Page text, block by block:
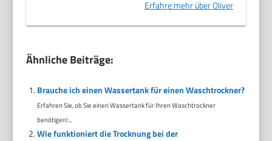
Erfahre mehr über Oliver
Ähnliche Beiträge:
Brauche ich einen Wassertank für einen Waschtrockner?
Erfahren Sie, ob Sie einen Wassertank für Ihren Waschtrockner
benötigen!...
Wie funktioniert die Trocknung bei der